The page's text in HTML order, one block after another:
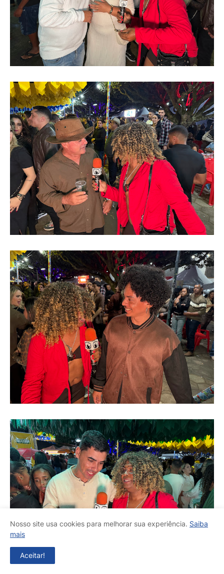
Nosso site usa cookies para melhorar sua experiência. Saiba
mais
Aceitar!